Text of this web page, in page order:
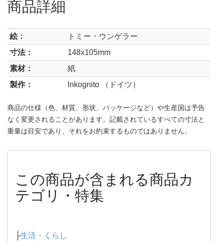
商品詳細
絵：
トミー・ウンゲラー
寸法：
148x105mm
素材：
紙
製作：
Inkognito （ドイツ）
商品の仕様（色、材質、形状、パッケージなど）や生産国は予告
なく変更されることがあります。記載されているすべての寸法と
重量は目安であり、それをお約束するものではありません。
この商品が含まれる商品カ
テゴリ・特集
├生活・くらし